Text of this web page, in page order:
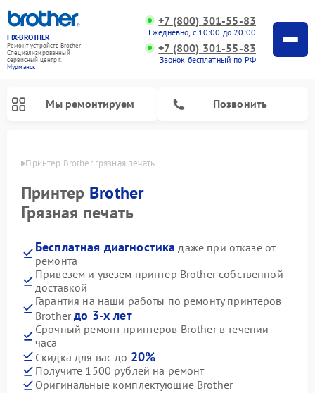
FIX-BROTHER
Ремонт устройств Brother
Специализированный
cервисный центр г.
Мурманск
+7 (800) 301-55-83
Ежедневно, с 10:00 до 20:00
+7 (800) 301-55-83
Звонок бесплатный по РФ
Мы ремонтируем Позвонить
Принтер Brother грязная печать
Принтер Brother
Грязная печать
Бесплатная диагностика даже при отказе от
ремонта
Привезем и увезем принтер Brother собственной
доставкой
Гарантия на наши работы по ремонту принтеров
Brotherдо 3-х лет
Срочный ремонт принтеров Brother в течении
часа
Скидка для вас до 20%
Получите 1500 рублей на ремонт
Оригинальные комплектующие Brother